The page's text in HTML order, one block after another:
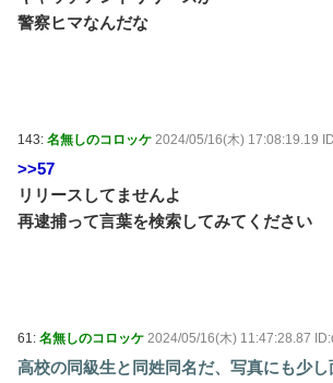
警察ヒマなんだな
143: 名無しのコロッケ 2024/05/16(木) 17:08:19.19
>>57
リリースしてませんよ
再逮捕って言葉を検索してみてください
61: 名無しのコロッケ 2024/05/16(木) 11:47:28.87
高校の同級生と同姓同名だ、写真にも少